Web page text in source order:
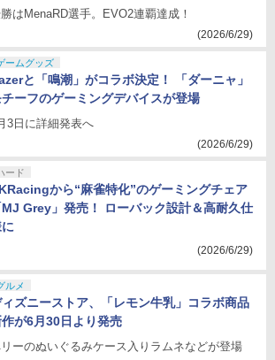
はMenaRD選手。EVO2連覇達成！
(2026/6/29)
ームグッズ
と「鳴潮」がコラボ決定！ 「ダーニャ」
チーフのゲーミングデバイスが登場
3日に詳細発表へ
(2026/6/29)
ード
から“麻雀特化”のゲーミングチェア
MJ Grey」発売！ ローバック設計＆高耐久仕
(2026/6/29)
ルメ
ズニーストア、「レモン牛乳」コラボ商品
作が6月30日より発売
ーのぬいぐるみケース入りラムネなどが登場